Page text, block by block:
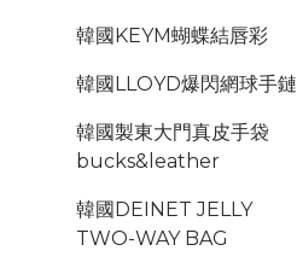
韓國KEYM蝴蝶結唇彩
韓國LLOYD爆閃網球手鏈
韓國製東大門真皮手袋
bucks&leather
韓國DEINET JELLY
TWO-WAY BAG